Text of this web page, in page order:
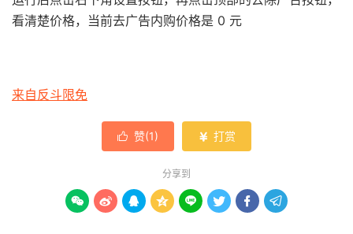
看清楚价格，当前去广告内购价格是 0 元
来自反斗限免
 赞(1)  打赏
分享到
       